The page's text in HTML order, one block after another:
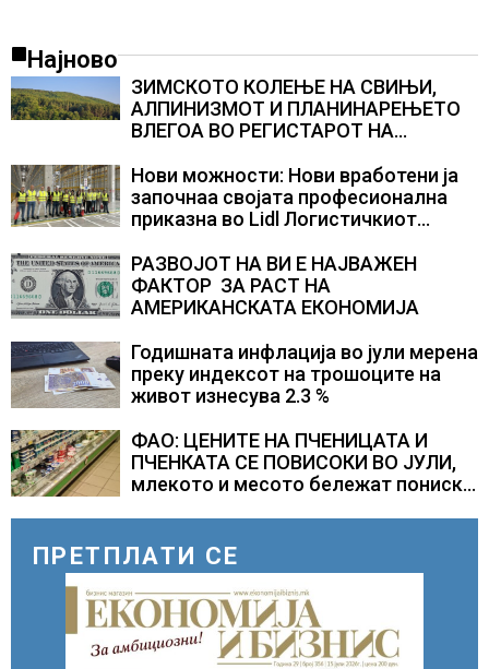
Најново
ЗИМСКОТО КОЛЕЊЕ НА СВИЊИ,
АЛПИНИЗМОТ И ПЛАНИНАРЕЊЕТО
ВЛЕГОА ВО РЕГИСТАРОТ НА
СЛОВЕНИЈА
Нови можности: Нови вработени ја
започнаа својата професионална
приказна во Lidl Логистичкиот
РАЗВОЈОТ НА ВИ Е НАЈВАЖЕН
ФАКТОР ЗА РАСТ НА
АМЕРИКАНСКАТА ЕКОНОМИЈА
Годишната инфлација во јули мерена
преку индексот на трошоците на
живот изнесува 2.3 %
ФАО: ЦЕНИТЕ НА ПЧЕНИЦАТА И
ПЧЕНКАТА СЕ ПОВИСОКИ ВО ЈУЛИ,
млекото и месото бележат пониски
ПРЕТПЛАТИ СЕ